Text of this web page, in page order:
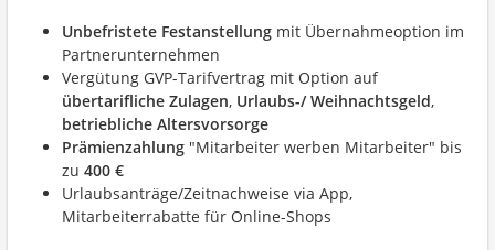
Unbefristete Festanstellung mit Übernahmeoption im
Partnerunternehmen
Vergütung GVP-Tarifvertrag mit Option auf
übertarifliche Zulagen, Urlaubs-/ Weihnachtsgeld,
betriebliche Altersvorsorge
Prämienzahlung "Mitarbeiter werben Mitarbeiter" bis
zu 400 €
Urlaubsanträge/Zeitnachweise via App,
Mitarbeiterrabatte für Online-Shops